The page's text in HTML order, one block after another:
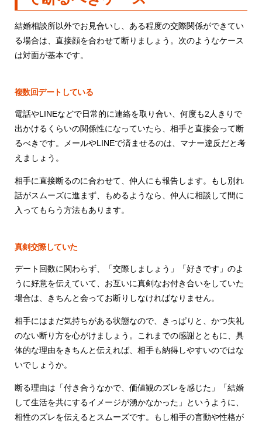
結婚相談所以外でお見合いし、ある程度の交際関係ができてい
る場合は、直接顔を合わせて断りましょう。次のようなケース
は対面が基本です。
複数回デートしている
電話やLINEなどで日常的に連絡を取り合い、何度も2人きりで
出かけるくらいの関係性になっていたら、相手と直接会って断
るべきです。メールやLINEで済ませるのは、マナー違反だと考
えましょう。
相手に直接断るのに合わせて、仲人にも報告します。もし別れ
話がスムーズに進まず、もめるようなら、仲人に相談して間に
入ってもらう方法もあります。
真剣交際していた
デート回数に関わらず、「交際しましょう」「好きです」のよ
うに好意を伝えていて、お互いに真剣なお付き合いをしていた
場合は、きちんと会ってお断りしなければなりません。
相手にはまだ気持ちがある状態なので、きっぱりと、かつ失礼
のない断り方を心がけましょう。これまでの感謝とともに、具
体的な理由をきちんと伝えれば、相手も納得しやすいのではな
いでしょうか。
断る理由は「付き合うなかで、価値観のズレを感じた」「結婚
して生活を共にするイメージが湧かなかった」というように、
相性のズレを伝えるとスムーズです。もし相手の言動や性格が